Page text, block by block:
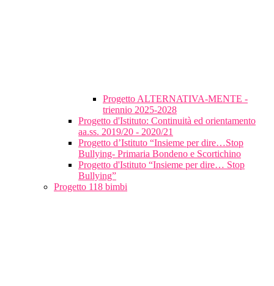
Progetto ALTERNATIVA-MENTE -
triennio 2025-2028
Progetto d'Istituto: Continuità ed orientamento
aa.ss. 2019/20 - 2020/21
Progetto d’Istituto “Insieme per dire…Stop
Bullying- Primaria Bondeno e Scortichino
Progetto d'Istituto “Insieme per dire… Stop
Bullying”
Progetto 118 bimbi